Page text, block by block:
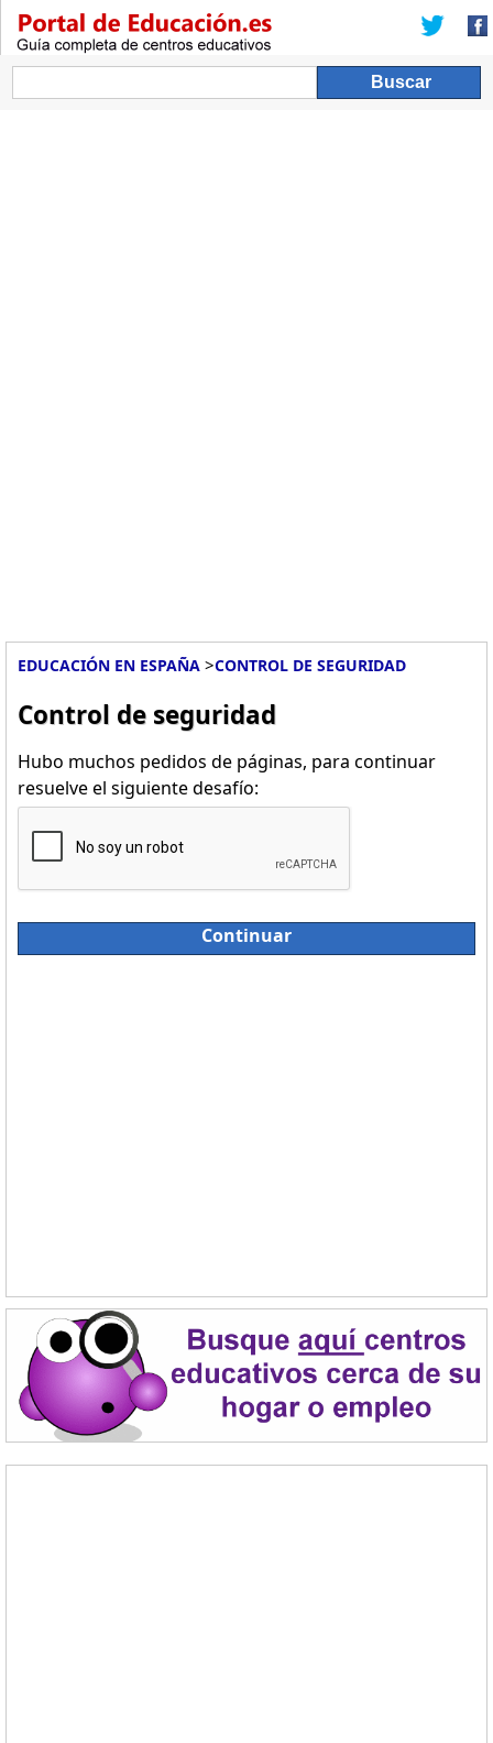
EDUCACIÓN EN ESPAÑA >CONTROL DE SEGURIDAD
Control de seguridad
Hubo muchos pedidos de páginas, para continuar
resuelve el siguiente desafío:
Continuar